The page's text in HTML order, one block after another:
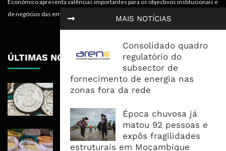
MAIS NOTÍCIAS
Consolidado quadro
regulatório do
subsector de
fornecimento de energia nas
zonas fora da rede
Época chuvosa já
matou 92 pessoas e
expôs fragilidades
estruturais em Moçambique
Económico apresenta valências importantes para os objectivos institucionais e
de negócios das empresas.
ÚLTIMAS NOTÍCIAS
Economia Moçambicana Procura
Dívida e Divisas Limitam Aceleração
Commodities Agrícolas Entram Numa
Nova Fase de Risco Após Meses de